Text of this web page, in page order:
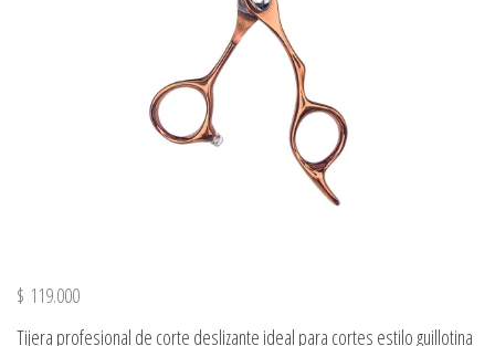
$ 119.000
Tijera profesional de corte deslizante ideal para cortes estilo guillotina